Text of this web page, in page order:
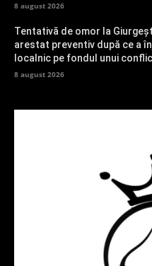
8 august 2026
Tentativă de omor la
arestat preventiv după ce a
localnic pe fondul unui
8 august 2026